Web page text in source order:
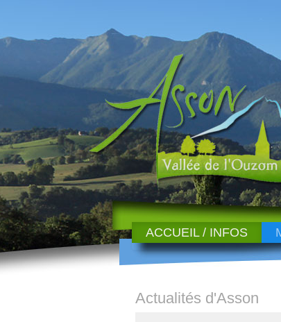
ACCUEIL / INFOS
Actualités d'Asson